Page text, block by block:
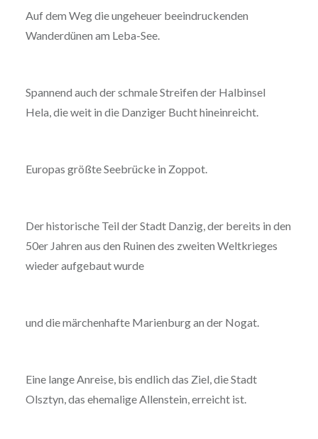
Auf dem Weg die ungeheuer beeindruckenden
Wanderdünen am Leba-See.
Spannend auch der schmale Streifen der Halbinsel
Hela, die weit in die Danziger Bucht hineinreicht.
Europas größte Seebrücke in Zoppot.
Der historische Teil der Stadt Danzig, der bereits in den
50er Jahren aus den Ruinen des zweiten Weltkrieges
wieder aufgebaut wurde
und die märchenhafte Marienburg an der Nogat.
Eine lange Anreise, bis endlich das Ziel, die Stadt
Olsztyn, das ehemalige Allenstein, erreicht ist.